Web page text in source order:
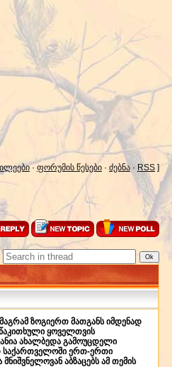
· ფორუმის წესები · ძებნა · RSS ]
ზოგიერთ მათგანს იმდენად
წაკითხული ყოველთვის
ახალბედა გამოუცდელი
საქართველოში ერთ-ერთი
აბზაცებს ამ თემის